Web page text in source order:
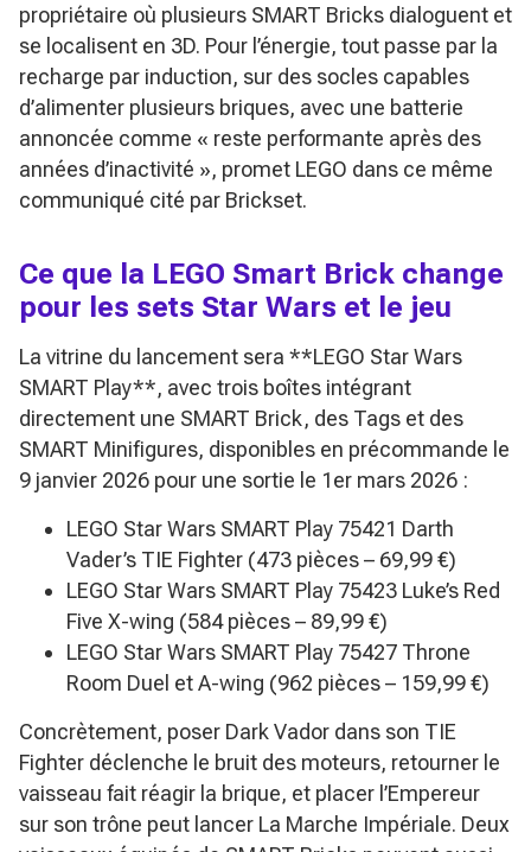
propriétaire où plusieurs SMART Bricks dialoguent et
se localisent en 3D. Pour l’énergie, tout passe par la
recharge par induction, sur des socles capables
d’alimenter plusieurs briques, avec une batterie
annoncée comme « reste performante après des
années d’inactivité », promet LEGO dans ce même
communiqué cité par Brickset.
Ce que la LEGO Smart Brick change
pour les sets Star Wars et le jeu
La vitrine du lancement sera **LEGO Star Wars
SMART Play**, avec trois boîtes intégrant
directement une SMART Brick, des Tags et des
SMART Minifigures, disponibles en précommande le
9 janvier 2026 pour une sortie le 1er mars 2026 :
LEGO Star Wars SMART Play 75421 Darth
Vader’s TIE Fighter (473 pièces – 69,99 €)
LEGO Star Wars SMART Play 75423 Luke’s Red
Five X-wing (584 pièces – 89,99 €)
LEGO Star Wars SMART Play 75427 Throne
Room Duel et A-wing (962 pièces – 159,99 €)
Concrètement, poser Dark Vador dans son TIE
Fighter déclenche le bruit des moteurs, retourner le
vaisseau fait réagir la brique, et placer l’Empereur
sur son trône peut lancer La Marche Impériale. Deux